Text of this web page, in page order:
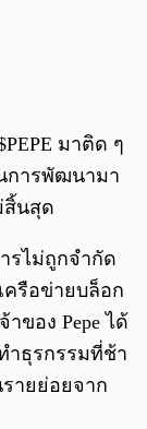
มาติด ๆ
การพัฒนามา
สิ้นสุด
รไม่ถูกจำกัด
ครือข่ายบล็อก
ของ Pepe ได้
ำธุรกรรมที่ช้า
ายย่อยจาก